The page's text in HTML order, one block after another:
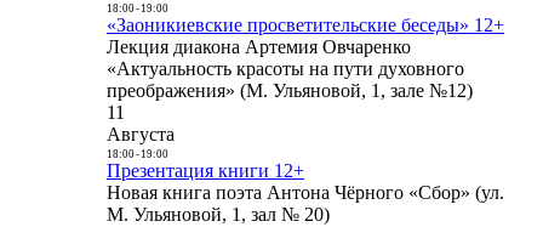
18:00- 19:00
«Заоникиевские просветительские беседы» 12+
Лекция диакона Артемия Овчаренко
«Актуальность красоты на пути духовного
преображения» (М. Ульяновой, 1, зале №12)
11
Августа
18:00- 19:00
Презентация книги 12+
Новая книга поэта Антона Чёрного «Сбор» (ул.
М. Ульяновой, 1, зал № 20)